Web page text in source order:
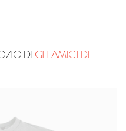
DIGLI AMICI DI